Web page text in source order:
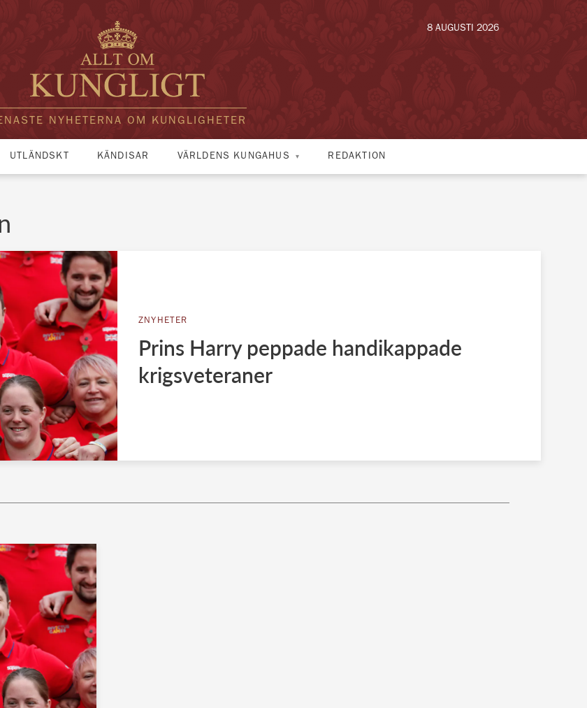
NYHETERNA OM KUNGLIGHETER
8 AUGUSTI 2026
UTLÄNDSKT KÄNDISAR VÄRLDENS KUNGAHUS REDAKTION
ZNYHETER
Prins Harry peppade handikappade
krigsveteraner